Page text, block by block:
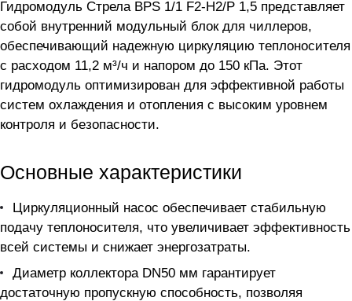
Гидромодуль Стрела BPS 1/1 F2-H2/P 1,5 представляет
собой внутренний модульный блок для чиллеров,
обеспечивающий надежную циркуляцию теплоносителя
с расходом 11,2 м³/ч и напором до 150 кПа. Этот
гидромодуль оптимизирован для эффективной работы
систем охлаждения и отопления с высоким уровнем
контроля и безопасности.
Основные характеристики
Циркуляционный насос обеспечивает стабильную
подачу теплоносителя, что увеличивает эффективность
всей системы и снижает энергозатраты.
Диаметр коллектора DN50 мм гарантирует
достаточную пропускную способность, позволяя